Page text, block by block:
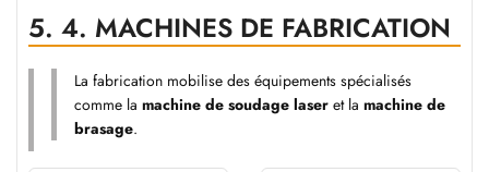
5. 4. MACHINES DE FABRICATION
La fabrication mobilise des équipements spécialisés
comme la machine de soudage laser et la machine de
brasage.